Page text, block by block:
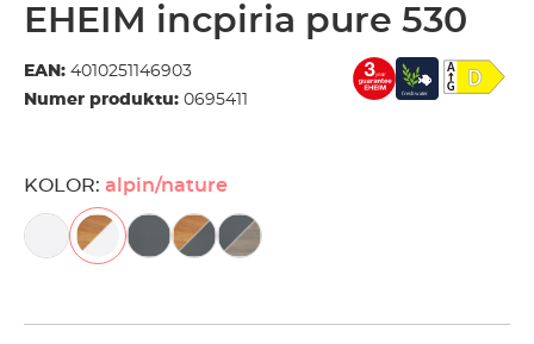
EHEIM incpiria pure 530
EAN: 4010251146903
Numer produktu: 0695411
KOLOR: alpin/nature